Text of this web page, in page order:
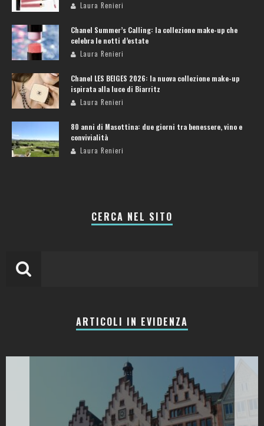
Laura Renieri
Chanel Summer’s Calling: la collezione make-up che
celebra le notti d’estate
Laura Renieri
Chanel LES BEIGES 2026: la nuova collezione make-up
ispirata alla luce di Biarritz
Laura Renieri
80 anni di Masottina: due giorni tra benessere, vino e
convivialità
Laura Renieri
CERCA NEL SITO
ARTICOLI IN EVIDENZA